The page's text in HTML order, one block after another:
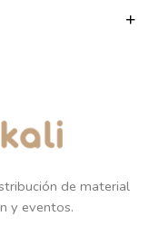
+
de material
y eventos.